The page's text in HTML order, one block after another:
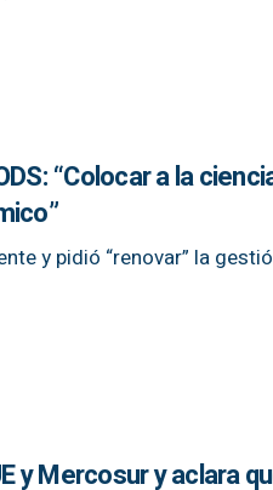
“Colocar a la
y pidió “renovar” la
y Mercosur y aclara